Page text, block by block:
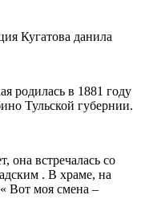
Кугатова данила
родилась в 1881 году
Тульской губернии.
она встречалась со
. В храме, на
Вот моя смена –